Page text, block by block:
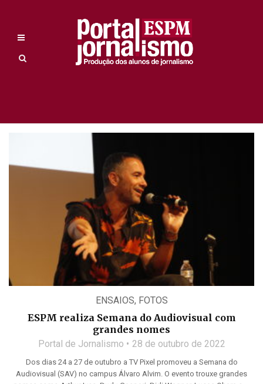
ENSAIOS, FOTOS
ESPM realiza Semana do Audiovisual com
grandes nomes
Portal de Jornalismo 28 de outubro de 2022
Dos dias 24 a 27 de outubro a TV Pixel promoveu a Semana do
Audiovisual (SAV) no campus Álvaro Alvim. O evento trouxe grandes